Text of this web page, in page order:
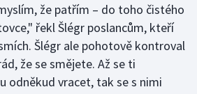
že patřím – do toho čistého
řekl Šlégr poslancům, kteří
Šlégr ale pohotově kontroval
že se smějete. Až se ti
odněkud vracet, tak se s nimi